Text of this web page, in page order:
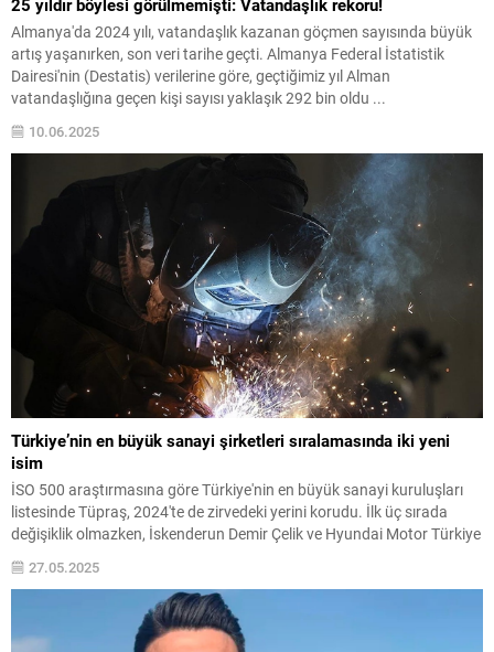
Almanya'da 2024 yılı, vatandaşlık kazanan göçmen sayısında büyük
artış yaşanırken, son veri tarihe geçti. Almanya Federal İstatistik
Dairesi'nin (Destatis) verilerine göre, geçtiğimiz yıl Alman
vatandaşlığına geçen kişi sayısı yaklaşık 292 bin oldu ...
10.06.2025
Türkiye’nin en büyük sanayi şirketleri sıralamasında iki yeni
isim
İSO 500 araştırmasına göre Türkiye'nin en büyük sanayi kuruluşları
listesinde Tüpraş, 2024'te de zirvedeki yerini korudu. İlk üç sırada
değişiklik olmazken, İskenderun Demir Çelik ve Hyundai Motor Türkiye
Otomotiv ilk kez ilk 10’a girmeyi başardı. İşte Türkiye'nin en büyük 10
sanayi şirketi...
27.05.2025